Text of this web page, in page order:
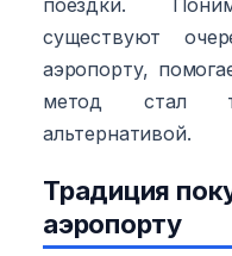
существуют
аэропорту,
метод стал
альтернативой.
Традиция
аэропорту